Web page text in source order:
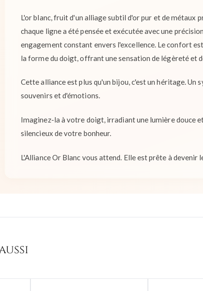
L'or blanc, fruit d'un alliage subtil d'or pur et de métaux
chaque ligne a été pensée et exécutée avec une
engagement constant envers l'excellence. Le confort
la forme du doigt, offrant une sensation de légèreté et
Cette alliance est plus qu'un bijou, c'est un héritage.
souvenirs et d'émotions.
Imaginez-la à votre doigt, irradiant une lumière douce
silencieux de votre bonheur.
L'Alliance Or Blanc vous attend. Elle est prête à